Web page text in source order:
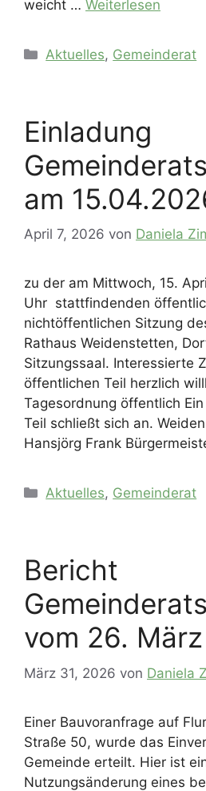
weicht … Weiterlesen
Kategorien
Aktuelles, Gemeinderat
Einladung
am
April 7, 2026 von Daniela
zu der am Mittwoch, 15.
Uhr stattfindenden
nichtöffentlichen Sitzung
Rathaus Weidenstetten,
Sitzungssaal. Interessierte
öffentlichen Teil herzlich
Tagesordnung öffentlich
Teil schließt sich an.
Hansjörg Frank
Kategorien
Aktuelles, Gemeinderat
Bericht
vom 26.
März 31, 2026 von Daniela
Einer Bauvoranfrage auf
Straße 50, wurde das
Gemeinde erteilt. Hier ist
Nutzungsänderung eines